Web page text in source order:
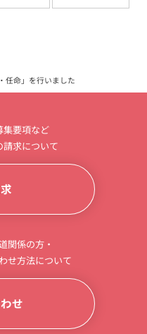
任命」を行いました
集要項など
請求について
関係の方・
せ方法について
せ